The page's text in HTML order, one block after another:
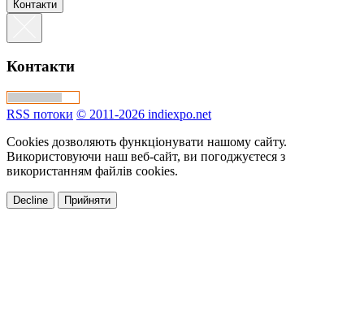
Контакти
Контакти
RSS потоки © 2011-2026 indiexpo.net
Cookies дозволяють функціонувати нашому сайту.
Використовуючи наш веб-сайт, ви погоджуєтеся з
використанням файлів cookies.
Decline Прийняти